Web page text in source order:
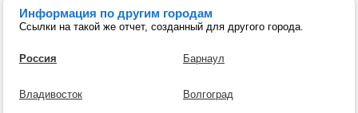
Информация по другим городам
Ссылки на такой же отчет, созданный для другого города.
Россия Барнаул
Владивосток Волгоград